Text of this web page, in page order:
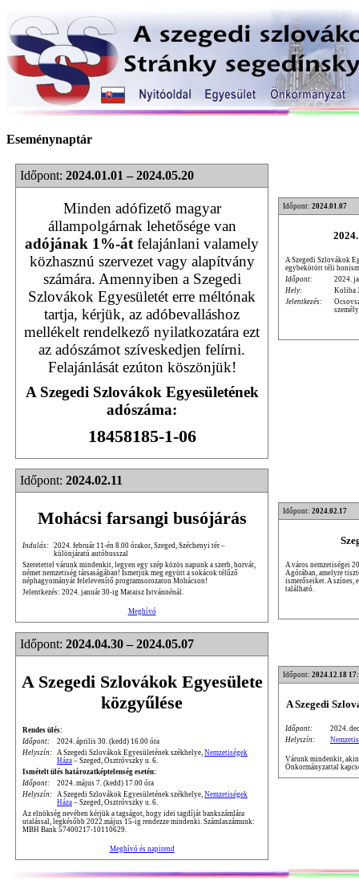
Eseménynaptár
Időpont: 2024.01.01 – 2024.05.20
Minden adófizető magyar
állampolgárnak lehetősége van
adójának 1%-át felajánlani valamely
közhasznú szervezet vagy alapítvány
számára. Amennyiben a Szegedi
Szlovákok Egyesületét erre méltónak
tartja, kérjük, az adóbevalláshoz
mellékelt rendelkező nyilatkozatára ezt
az adószámot szíveskedjen felírni.
Felajánlását ezúton köszönjük!
A Szegedi Szlovákok Egyesületének
adószáma:
18458185-1-06
Időpont: 2024.01.07
A Szegedi Szlovákok
egybekötött téli
Időpont:
2024.
Hely:
Koliba
Jelentkezés:
Időpont: 2024.02.11
Mohácsi farsangi busójárás
Indulás: 2024. február 11-én 8.00 órakor, Szeged, Széchenyi tér –
különjáratú autóbusszal
Szeretettel várunk mindenkit, legyen egy szép közös napunk a szerb, horvát,
német nemzetiség társaságában! Ismerjük meg együtt a sokácok télűző
néphagyományát felelevenítő programsorozaton Mohácson!
Jelentkezés: 2024. január 30-ig Mataisz Istvánnénál.
Meghívó
Időpont: 2024.02.17
A város nemzetiségei
Agórában, amelyre
ismerőseiket. A színes,
található.
Időpont: 2024.04.30 – 2024.05.07
A Szegedi Szlovákok Egyesülete
közgyűlése
Rendes ülés:
Időpont:
2024. április 30. (kedd) 16.00 óra
Helyszín: A Szegedi Szlovákok Egyesületének székhelye, Nemzetiségek
Háza – Szeged, Osztróvszky u. 6.
Ismételt ülés határozatképtelenség esetén:
Időpont:
2024. május 7. (kedd) 17.00 óra
Helyszín: A Szegedi Szlovákok Egyesületének székhelye, Nemzetiségek
Háza – Szeged, Osztróvszky u. 6.
Az elnökség nevében kérjük a tagságot, hogy idei tagdíját bankszámlára
utalással, legkésőbb 2022.május 15-ig rendezze mindenki. Számlaszámunk:
MBH Bank 57400217-10110629.
Meghívó és napirend
Időpont: 2024.12.18
A Szegedi
Időpont:
2024.
Helyszín:
Várunk mindenkit,
Önkormányzattal